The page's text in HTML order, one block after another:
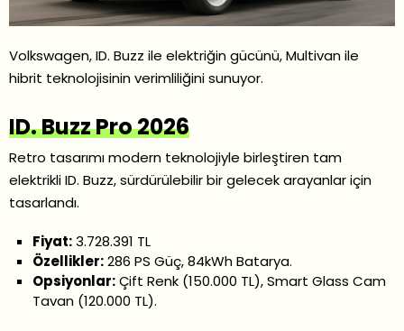
Volkswagen, ID. Buzz ile elektriğin gücünü, Multivan ile
hibrit teknolojisinin verimliliğini sunuyor.
ID. Buzz Pro 2026
Retro tasarımı modern teknolojiyle birleştiren tam
elektrikli ID. Buzz, sürdürülebilir bir gelecek arayanlar için
tasarlandı.
Fiyat:3.728.391 TL
Özellikler:286 PS Güç, 84kWh Batarya.
Opsiyonlar:Çift Renk (150.000 TL), Smart Glass Cam
Tavan (120.000 TL).